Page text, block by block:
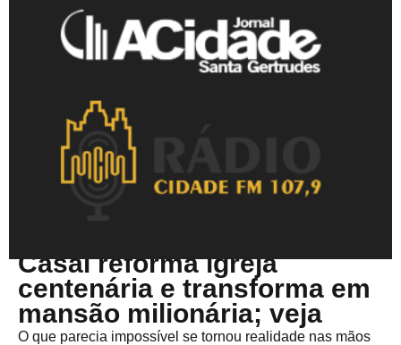
Casal reforma igreja
centenária e transforma em
mansão milionária; veja
O que parecia impossível se tornou realidade nas mãos